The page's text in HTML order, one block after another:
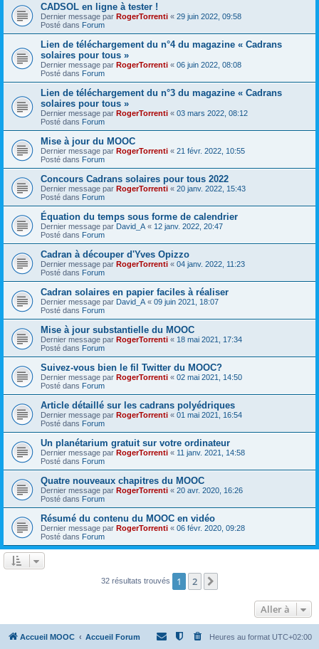
CADSOL en ligne à tester !
Dernier message par RogerTorrenti « 29 juin 2022, 09:58
Posté dans Forum
Lien de téléchargement du n°4 du magazine « Cadrans
solaires pour tous »
Dernier message par RogerTorrenti « 06 juin 2022, 08:08
Posté dans Forum
Lien de téléchargement du n°3 du magazine « Cadrans
solaires pour tous »
Dernier message par RogerTorrenti « 03 mars 2022, 08:12
Posté dans Forum
Mise à jour du MOOC
Dernier message par RogerTorrenti « 21 févr. 2022, 10:55
Posté dans Forum
Concours Cadrans solaires pour tous 2022
Dernier message par RogerTorrenti « 20 janv. 2022, 15:43
Posté dans Forum
Équation du temps sous forme de calendrier
Dernier message par David_A « 12 janv. 2022, 20:47
Posté dans Forum
Cadran à découper d'Yves Opizzo
Dernier message par RogerTorrenti « 04 janv. 2022, 11:23
Posté dans Forum
Cadran solaires en papier faciles à réaliser
Dernier message par David_A « 09 juin 2021, 18:07
Posté dans Forum
Mise à jour substantielle du MOOC
Dernier message par RogerTorrenti « 18 mai 2021, 17:34
Posté dans Forum
Suivez-vous bien le fil Twitter du MOOC?
Dernier message par RogerTorrenti « 02 mai 2021, 14:50
Posté dans Forum
Article détaillé sur les cadrans polyédriques
Dernier message par RogerTorrenti « 01 mai 2021, 16:54
Posté dans Forum
Un planétarium gratuit sur votre ordinateur
Dernier message par RogerTorrenti « 11 janv. 2021, 14:58
Posté dans Forum
Quatre nouveaux chapitres du MOOC
Dernier message par RogerTorrenti « 20 avr. 2020, 16:26
Posté dans Forum
Résumé du contenu du MOOC en vidéo
Dernier message par RogerTorrenti « 06 févr. 2020, 09:28
Posté dans Forum
32 résultats trouvés 1 2
Aller à
Accueil MOOC Accueil Forum Heures au format UTC+02:00